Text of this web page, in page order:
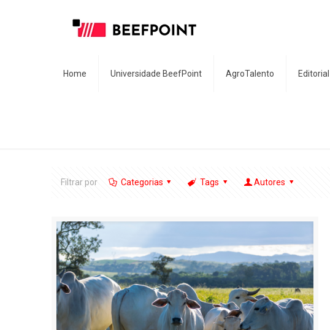
Home Universidade BeefPoint AgroTalento Editorial
Filtrar por Categorias Tags Autores